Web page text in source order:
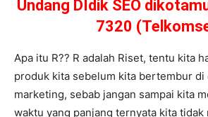
Undang DIdik SEO
7320
Apa itu R?? R adalah Riset, tentu kita
produk kita sebelum kita bertembur
marketing, sebab jangan sampai kita
waktu yang panjang ternyata kita